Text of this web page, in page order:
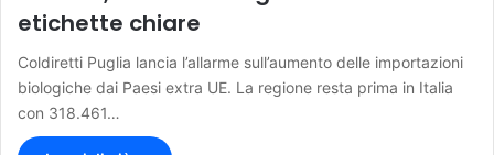
etichette chiare
Coldiretti Puglia lancia l’allarme sull’aumento delle importazioni
biologiche dai Paesi extra UE. La regione resta prima in Italia
con 318.461…